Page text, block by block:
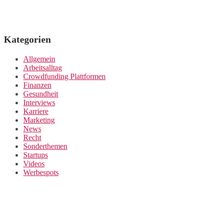
Kategorien
Allgemein
Arbeitsalltag
Crowdfunding Plattformen
Finanzen
Gesundheit
Interviews
Karriere
Marketing
News
Recht
Sonderthemen
Startups
Videos
Werbespots